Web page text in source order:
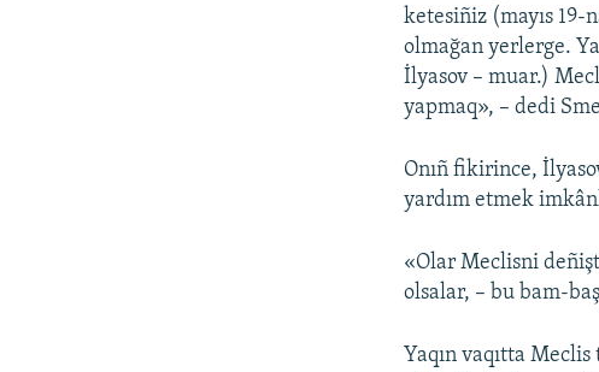
ketesiñiz (mayıs 19-
olmağan yerlerge.
İlyasov – muar.)
yapmaq», – dedi
Onıñ fikirince,
yardım etmek
«Olar Meclisni
olsalar, – bu bam-
Yaqın vaqıtta